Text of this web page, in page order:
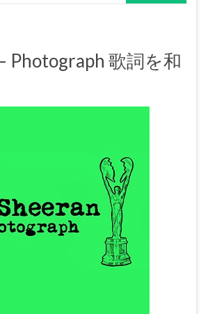
Photograph 歌詞を和